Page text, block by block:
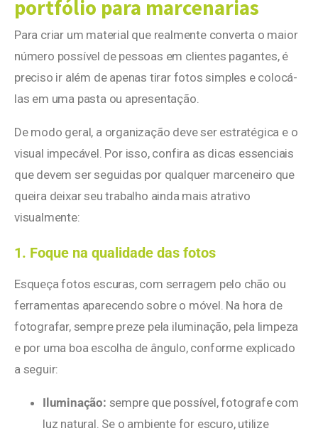
portfólio para marcenarias
Para criar um material que realmente converta o maior
número possível de pessoas em clientes pagantes, é
preciso ir além de apenas tirar fotos simples e colocá-
las em uma pasta ou apresentação.
De modo geral, a organização deve ser estratégica e o
visual impecável. Por isso, confira as dicas essenciais
que devem ser seguidas por qualquer marceneiro que
queira deixar seu trabalho ainda mais atrativo
visualmente:
1. Foque na qualidade das fotos
Esqueça fotos escuras, com serragem pelo chão ou
ferramentas aparecendo sobre o móvel. Na hora de
fotografar, sempre preze pela iluminação, pela limpeza
e por uma boa escolha de ângulo, conforme explicado
a seguir:
Iluminação: sempre que possível, fotografe com
luz natural. Se o ambiente for escuro, utilize